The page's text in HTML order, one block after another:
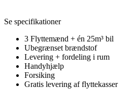
Se specifikationer
3 Flyttemænd + én 25m³ bil
Ubegrænset brændstof
Levering + fordeling i rum
Handyhjælp
Forsiking
Gratis levering af flyttekasser